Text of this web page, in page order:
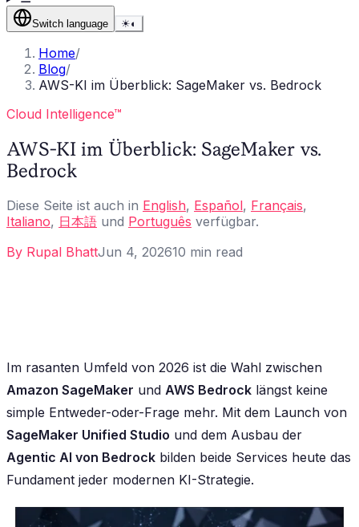
Switch language ☀◐
Home/
Blog/
AWS-KI im Überblick: SageMaker vs. Bedrock
Cloud Intelligence™
AWS-KI im Überblick: SageMaker vs.
Bedrock
Diese Seite ist auch in English, Español, Français,
Italiano, 日本語 und Português verfügbar.
By Rupal BhattJun 4, 202610 min read
Im rasanten Umfeld von 2026 ist die Wahl zwischen
Amazon SageMaker und AWS Bedrock längst keine
simple Entweder-oder-Frage mehr. Mit dem Launch von
SageMaker Unified Studio und dem Ausbau der
Agentic AI von Bedrock bilden beide Services heute das
Fundament jeder modernen KI-Strategie.